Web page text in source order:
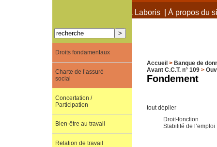
À propos de Terra Laboris| À propos du
Accueil > Banque de
Avant C.C.T. n° 109>
Fondement
tout déplier
Droit-fonction
Stabilité de l’emploi
Droits fondamentaux
Charte de l’assuré
social
Concertation /
Participation
Bien-être au travail
Relation de travail